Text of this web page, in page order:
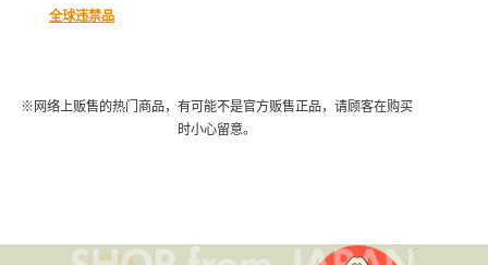
全球违禁品
※网络上贩售的热门商品，有可能不是官方贩售正品，请顾客在购买
时小心留意。